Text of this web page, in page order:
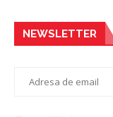
NEWSLETTER